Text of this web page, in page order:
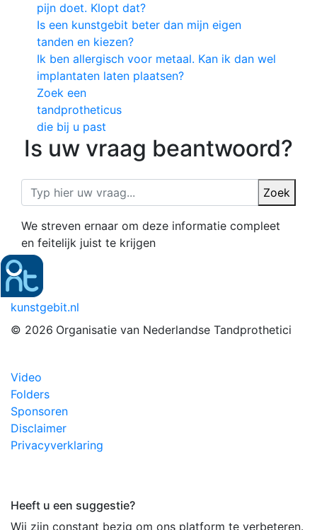
pijn doet. Klopt dat?
Is een kunstgebit beter dan mijn eigen
tanden en kiezen?
Ik ben allergisch voor metaal. Kan ik dan wel
implantaten laten plaatsen?
Zoek een
tandprotheticus
die bij u past
Is uw vraag beantwoord?
Zoek
We streven ernaar om deze informatie compleet
en feitelijk juist te krijgen
kunstgebit.nl
© 2026 Organisatie van Nederlandse Tandprothetici
Video
Folders
Sponsoren
Disclaimer
Privacyverklaring
Heeft u een suggestie?
Wij zijn constant bezig om ons platform te verbeteren.